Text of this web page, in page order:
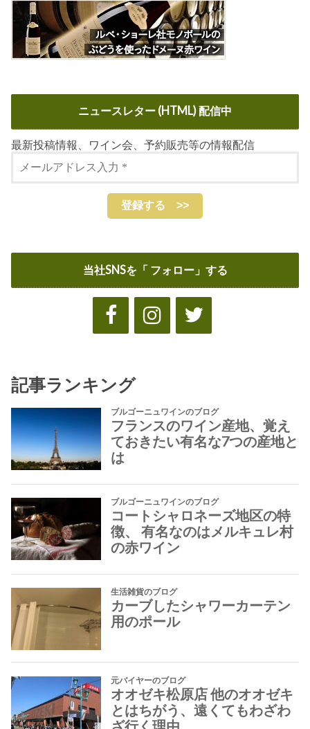
ニュースレター (HTML) 配信中
最新投稿情報、ワイン会、予約販売等の情報配信
当社SNSを「 フォロー」する
記事ランキング